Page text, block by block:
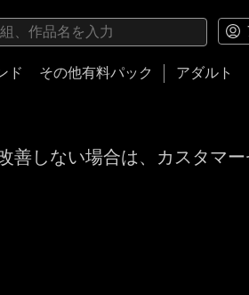
ド その他有料パック アダルト
善しない場合は、カスタマ